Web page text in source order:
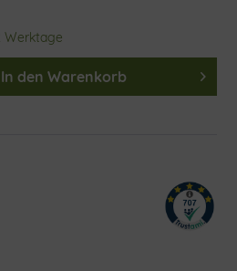
Werktage
In den Warenkorb